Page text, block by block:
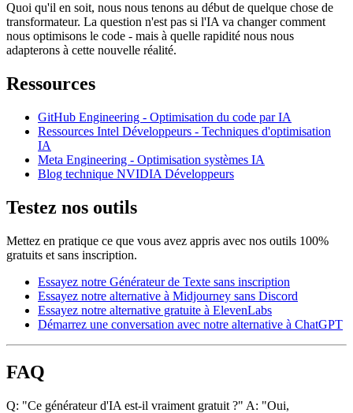
Quoi qu'il en soit, nous nous tenons au début de quelque chose de
transformateur. La question n'est pas si l'IA va changer comment
nous optimisons le code - mais à quelle rapidité nous nous
adapterons à cette nouvelle réalité.
Ressources
GitHub Engineering - Optimisation du code par IA
Ressources Intel Développeurs - Techniques d'optimisation
IA
Meta Engineering - Optimisation systèmes IA
Blog technique NVIDIA Développeurs
Testez nos outils
Mettez en pratique ce que vous avez appris avec nos outils 100%
gratuits et sans inscription.
Essayez notre Générateur de Texte sans inscription
Essayez notre alternative à Midjourney sans Discord
Essayez notre alternative gratuite à ElevenLabs
Démarrez une conversation avec notre alternative à ChatGPT
FAQ
Q: "Ce générateur d'IA est-il vraiment gratuit ?" A: "Oui,